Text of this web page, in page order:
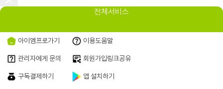
전체서비스
아이엠프로가기 이용도움말
관리자에게 문의 회원가입링크공유
구독결제하기 앱 설치하기